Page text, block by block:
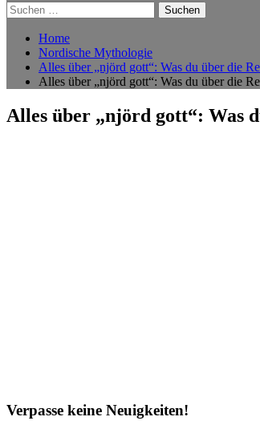
Suchen
nach:
Home
Nordische Mythologie
Alles über „njörd gott“: Was du über die
Alles über „njörd gott“: Was du über die
Alles über „njörd gott“: Was
Verpasse keine Neuigkeiten!